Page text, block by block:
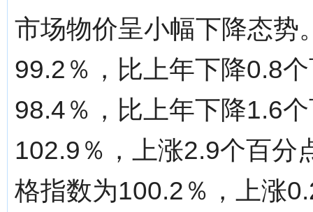
市场物价呈小幅下降态势
99.2％，比上年下降0.8
98.4％，比上年下降1.6
102.9％，上涨2.9个百分
格指数为100.2％，上涨